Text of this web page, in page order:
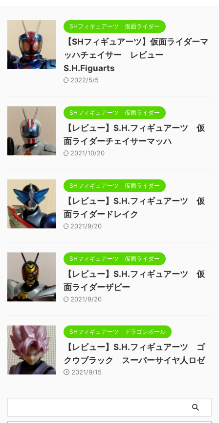
SHフィギュアーツ 仮面ライダー
【SHフィギュアーツ】仮面ライダーマ
ッハチェイサー レビュー
S.H.Figuarts
2022/5/5
SHフィギュアーツ 仮面ライダー
【レビュー】S.H.フィギュアーツ 仮
面ライダーチェイサーマッハ
2021/10/20
SHフィギュアーツ 仮面ライダー
【レビュー】S.H.フィギュアーツ 仮
面ライダードレイク
2021/9/20
SHフィギュアーツ 仮面ライダー
【レビュー】S.H.フィギュアーツ 仮
面ライダーザビー
2021/9/20
SHフィギュアーツ ドラゴンボール
【レビュー】S.H.フィギュアーツ ゴ
クウブラック スーパーサイヤ人ロゼ
2021/9/15